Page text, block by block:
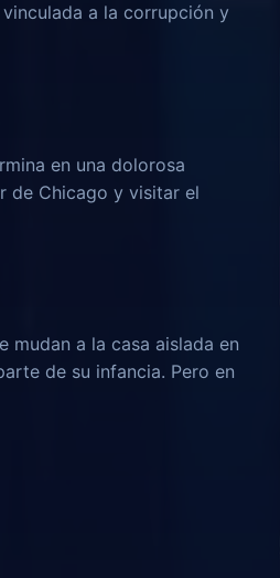
a la corrupción y
en una dolorosa
de Chicago y visitar el
mudan a la casa aislada en
de su infancia. Pero en